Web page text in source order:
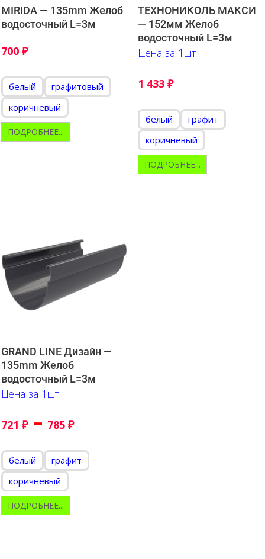
MIRIDA — 135mm Желоб
водосточный L=3м
700 ₽
белый
графитовый
коричневый
ПОДРОБНЕЕ...
ТЕХНОНИКОЛЬ МАКСИ
— 152мм Желоб
водосточный L=3м
Цена за 1шт
1 433 ₽
белый
графит
коричневый
ПОДРОБНЕЕ...
GRAND LINE Дизайн —
135mm Желоб
водосточный L=3м
Цена за 1шт
721 ₽ – 785 ₽
белый
графит
коричневый
ПОДРОБНЕЕ...